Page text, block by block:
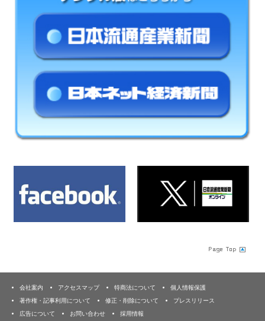
会社案内 アクセスマップ 特商法について
個人情報保護
著作権・記事利用について
修正・削除について
プレスリリース
広告について
お問い合わせ 採用情報